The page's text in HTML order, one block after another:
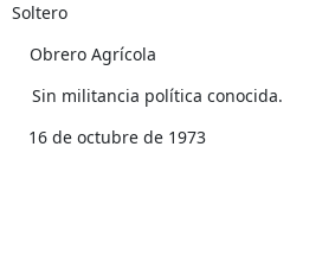
Agrícola
política conocida.
octubre de 1973